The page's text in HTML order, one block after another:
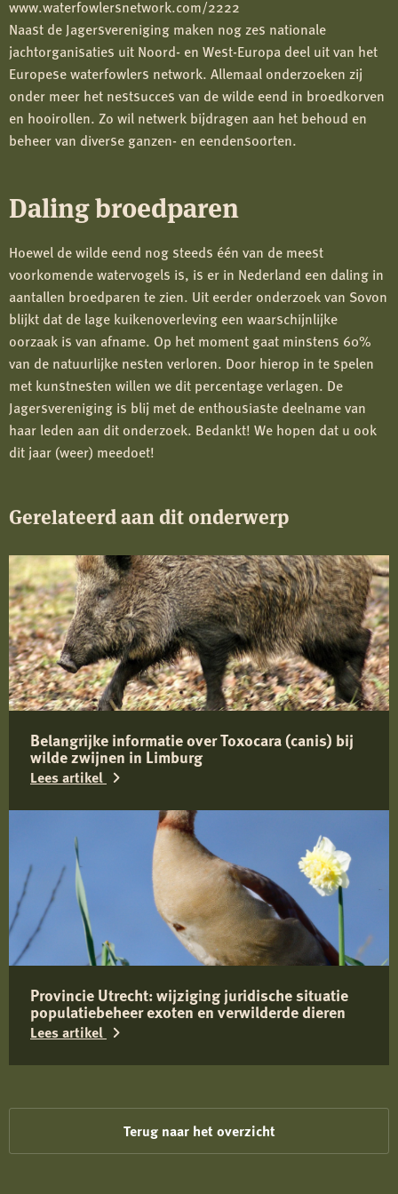
www.waterfowlersnetwork.com/2222
Naast de Jagersvereniging maken nog zes nationale
jachtorganisaties uit Noord- en West-Europa deel uit van het
Europese waterfowlers network. Allemaal onderzoeken zij
onder meer het nestsucces van de wilde eend in broedkorven
en hooirollen. Zo wil netwerk bijdragen aan het behoud en
beheer van diverse ganzen- en eendensoorten.
Daling broedparen
Hoewel de wilde eend nog steeds één van de meest
voorkomende watervogels is, is er in Nederland een daling in
aantallen broedparen te zien. Uit eerder onderzoek van Sovon
blijkt dat de lage kuikenoverleving een waarschijnlijke
oorzaak is van afname. Op het moment gaat minstens 60%
van de natuurlijke nesten verloren. Door hierop in te spelen
met kunstnesten willen we dit percentage verlagen. De
Jagersvereniging is blij met de enthousiaste deelname van
haar leden aan dit onderzoek. Bedankt! We hopen dat u ook
dit jaar (weer) meedoet!
Gerelateerd aan dit onderwerp
Belangrijke informatie over Toxocara (canis) bij
wilde zwijnen in Limburg
Lees artikel
over
Belangrijke
informatie
over
Toxocara
(canis)
wilde
zwijnen
Provincie Utrecht: wijziging juridische situatie
populatiebeheer exoten en verwilderde dieren
Lees artikel
Provincie
Terug naar het overzicht